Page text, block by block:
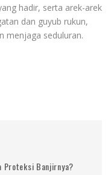
hadir, serta arek-arek
dan guyub rukun,
menjaga seduluran.
Proteksi Banjirnya?